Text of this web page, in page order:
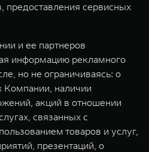
предоставления сервисных
и ее партнеров
информацию рекламного
но не ограничиваясь: о
Компании, наличии
акций в отношении
связанных с
товаров и услуг,
презентаций, о